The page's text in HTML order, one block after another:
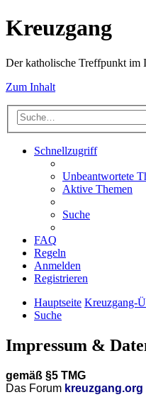
Kreuzgang
Der katholische Treffpunkt im
Zum Inhalt
Schnellzugriff
Unbeantwortete
Aktive Themen
Suche
FAQ
Regeln
Anmelden
Registrieren
Hauptseite Kreuzgang-
Suche
Impressum &
gemäß §5 TMG
Das Forum kreuzgang.org